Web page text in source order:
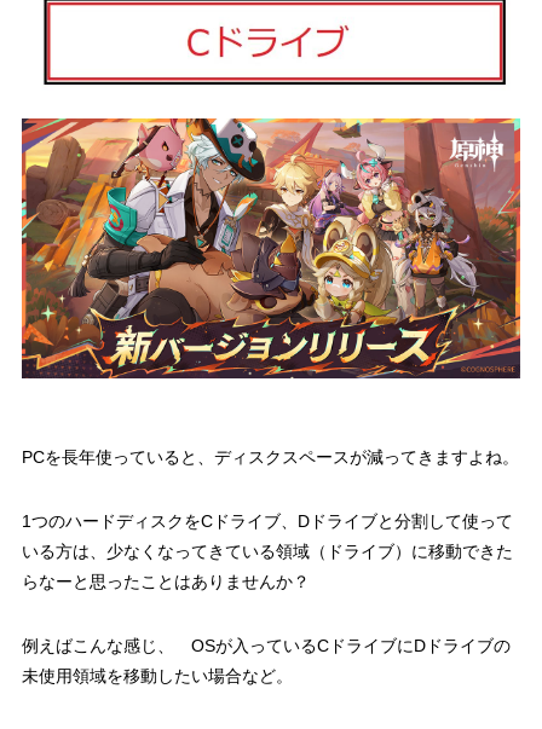
PCを長年使っていると、ディスクスペースが減ってきますよね。
1つのハードディスクをCドライブ、Dドライブと分割して使って
いる方は、少なくなってきている領域（ドライブ）に移動できた
らなーと思ったことはありませんか？
例えばこんな感じ、 OSが入っているCドライブにDドライブの
未使用領域を移動したい場合など。